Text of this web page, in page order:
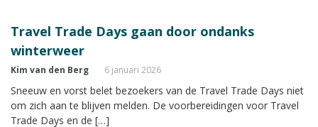
Travel Trade Days gaan door ondanks
winterweer
Kim van den Berg 6 januari 2026
Sneeuw en vorst belet bezoekers van de Travel Trade Days niet
om zich aan te blijven melden. De voorbereidingen voor Travel
Trade Days en de […]